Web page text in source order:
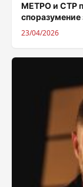
МЕТРО и CTP
споразумение
23/04/2026